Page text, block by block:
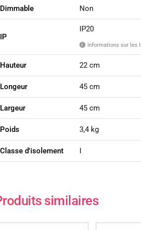
Dimmable Non
IP
IP20
i Informations sur les
Hauteur 22 cm
Longeur 45 cm
Largeur 45 cm
Poids 3,4 kg
Classe d'isolement I
similaires